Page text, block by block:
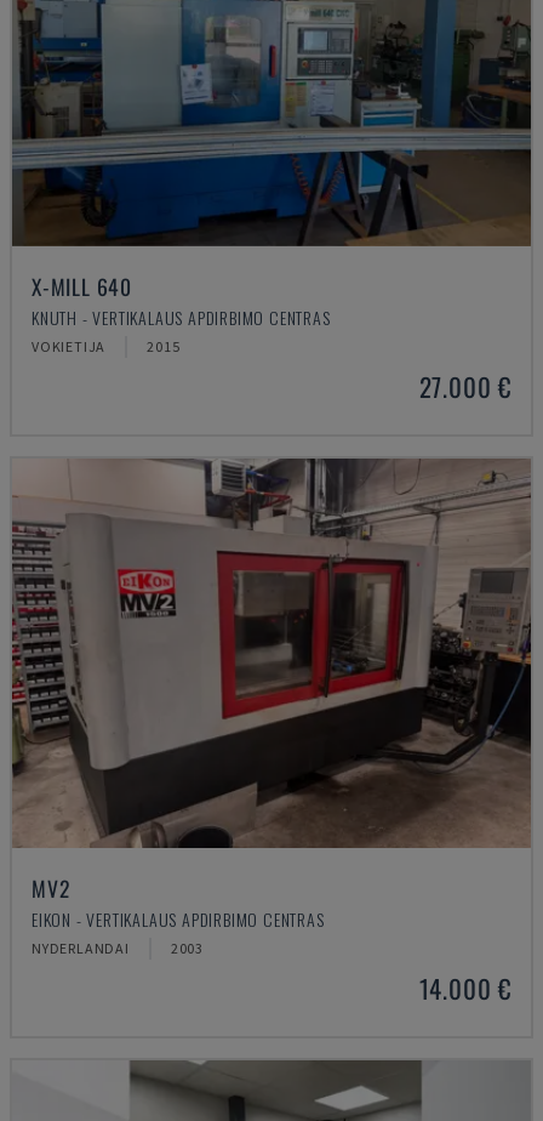
X-MILL 640
KNUTH - VERTIKALAUS APDIRBIMO CENTRAS
VOKIETIJA 2015
27.000 €
MV2
EIKON - VERTIKALAUS APDIRBIMO CENTRAS
NYDERLANDAI 2003
14.000 €